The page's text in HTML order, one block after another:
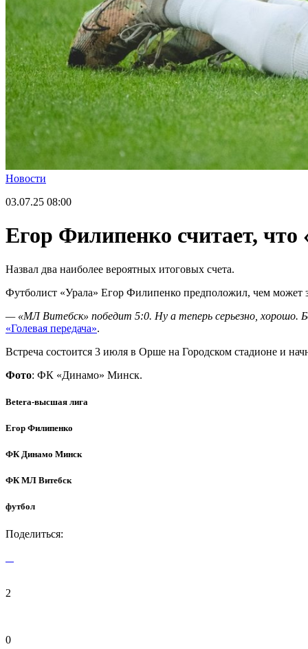
Новости
03.07.25 08:00
Егор Филипенко считает,
Назвал два наиболее вероятных итоговых счета.
Футболист «Урала» Егор Филипенко предположил, чем может
— «МЛ Витебск» победит 5:0. Ну а теперь серьезно, хорошо.
«Голевая передача».
Встреча состоится 3 июля в Орше на Городском стадионе и
Фото: ФК «Динамо» Минск.
Betera-высшая лига
Егор Филипенко
ФК Динамо Минск
ФК МЛ Витебск
футбол
Поделиться:
2
0